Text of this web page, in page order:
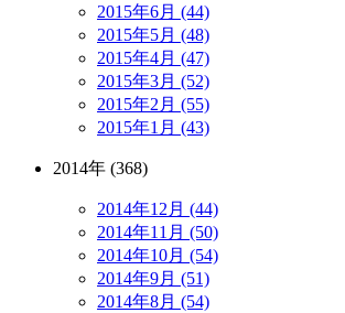
2015年6月 (44)
2015年5月 (48)
2015年4月 (47)
2015年3月 (52)
2015年2月 (55)
2015年1月 (43)
2014年 (368)
2014年12月 (44)
2014年11月 (50)
2014年10月 (54)
2014年9月 (51)
2014年8月 (54)